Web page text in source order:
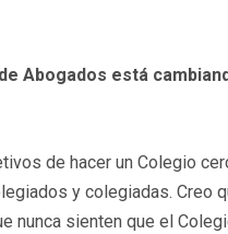
Abogados está
de hacer un Colegio
y colegiadas. Creo
nunca sienten que el